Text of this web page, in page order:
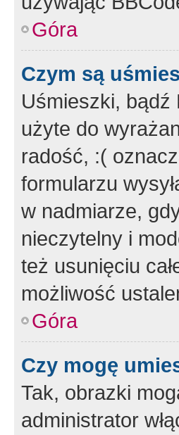
Góra
Czym są
Uśmieszki, bądź
użyte do
radość, :(
formularzu
w nadmiarze,
nieczytelny i
też usunięciu
możliwość
Góra
Czy mogę
Tak, obrazki
administrator